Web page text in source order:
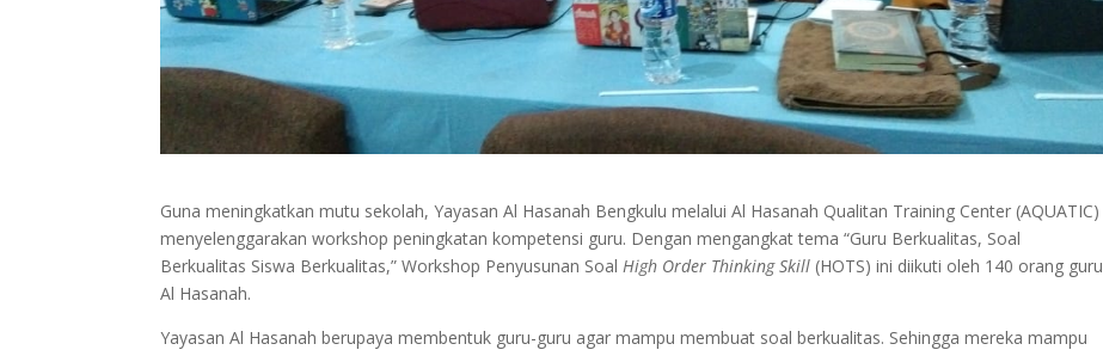
Guna meningkatkan mutu sekolah, Yayasan Al Hasanah Bengkulu melalui Al Hasanah Qualitan Training Center (AQUATIC)
menyelenggarakan workshop peningkatan kompetensi guru. Dengan mengangkat tema “Guru Berkualitas, Soal
Berkualitas Siswa Berkualitas,” Workshop Penyusunan Soal High Order Thinking Skill (HOTS) ini diikuti oleh 140 orang guru
Al Hasanah.
Yayasan Al Hasanah berupaya membentuk guru-guru agar mampu membuat soal berkualitas. Sehingga mereka mampu